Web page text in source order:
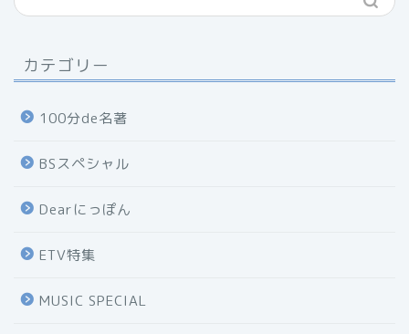
カテゴリー
100分de名著
BSスペシャル
Dearにっぽん
ETV特集
MUSIC SPECIAL